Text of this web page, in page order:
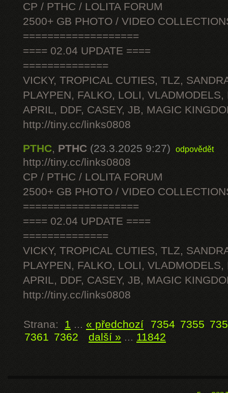
CP / PTHC / LOLITA FORUM
2500+ GB PHOTO / VIDEO
===================
==== 02.04 UPDATE ====
==============
VICKY, TROPICAL CUTIES, TLZ,
PLAYPEN, FALKO, LOLI, VLADMODELS,
APRIL, DDF, CASEY, JB, MAGIC
http://tiny.cc/links0808
PTHC, PTHC (23.3.2025 9:27) odpovědět
http://tiny.cc/links0808
CP / PTHC / LOLITA FORUM
2500+ GB PHOTO / VIDEO
===================
==== 02.04 UPDATE ====
==============
VICKY, TROPICAL CUTIES, TLZ,
PLAYPEN, FALKO, LOLI, VLADMODELS,
APRIL, DDF, CASEY, JB, MAGIC
http://tiny.cc/links0808
Strana: 1 ... « předchozí 7354 7355
7361 7362 další » ... 11842